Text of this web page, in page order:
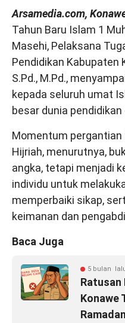
Arsamedia.com,
Tahun Baru Islam 1
Masehi, Pelaksana
Pendidikan Kabupaten
S.Pd., M.Pd.,
kepada seluruh umat
besar dunia
Momentum
Hijriah, menurutnya,
angka, tetapi menjadi
individu untuk
memperbaiki sikap,
keimanan dan
Baca Juga
5 bulan
Ratusan
Konawe